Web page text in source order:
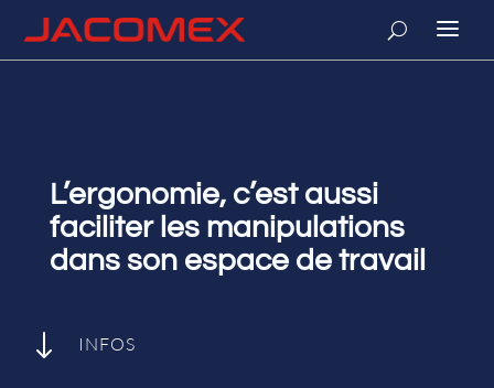
L’ergonomie, c’est aussi
faciliter les manipulations
dans son espace de travail
" INFOS